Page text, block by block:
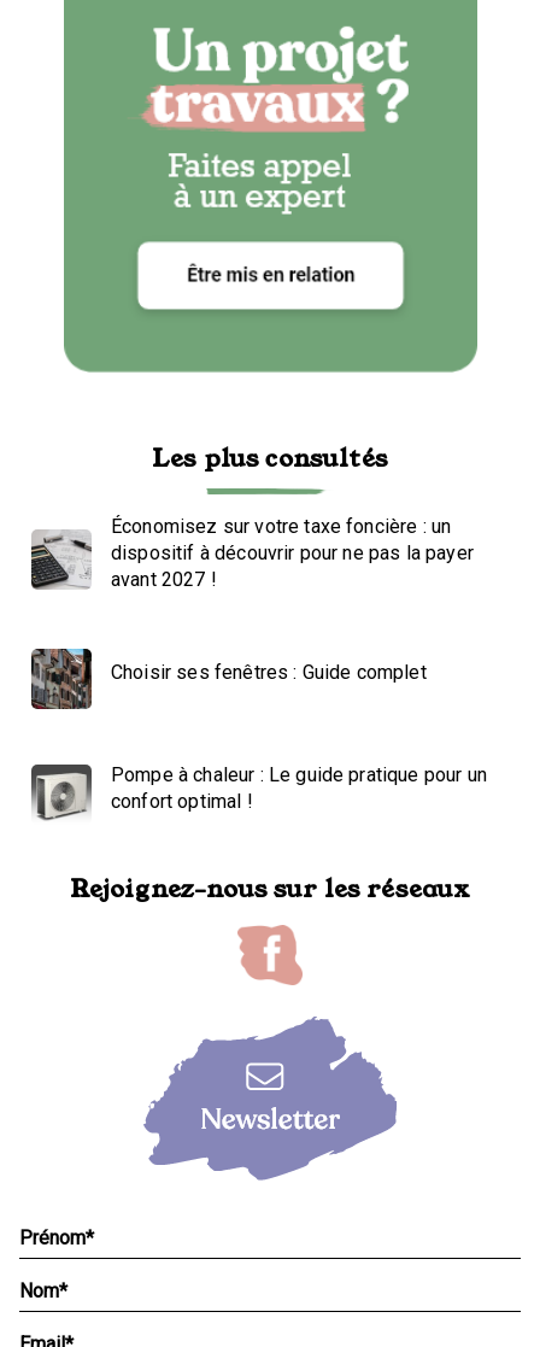
Les plus consultés
Économisez sur votre taxe foncière : un
dispositif à découvrir pour ne pas la payer
avant 2027 !
Choisir ses fenêtres : Guide complet
Pompe à chaleur : Le guide pratique pour un
confort optimal !
Rejoignez-nous sur les réseaux